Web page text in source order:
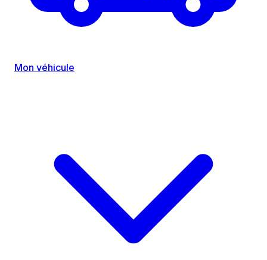
Mon véhicule